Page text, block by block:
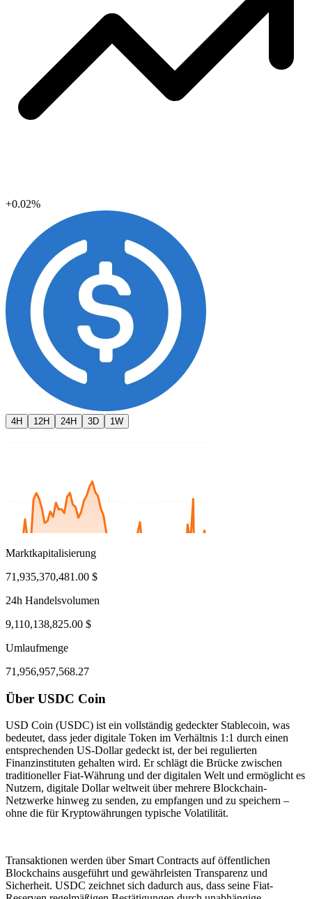
+0.02%
4H 12H 24H 3D 1W
31, 06:34 PM
Marktkapitalisierung
71,935,370,481.00 $
24h Handelsvolumen
9,110,138,825.00 $
Umlaufmenge
71,956,957,568.27
Über USDC Coin
USD Coin (USDC) ist ein vollständig gedeckter Stablecoin, was
bedeutet, dass jeder digitale Token im Verhältnis 1:1 durch einen
entsprechenden US-Dollar gedeckt ist, der bei regulierten
Finanzinstituten gehalten wird. Er schlägt die Brücke zwischen
traditioneller Fiat-Währung und der digitalen Welt und ermöglicht es
Nutzern, digitale Dollar weltweit über mehrere Blockchain-
Netzwerke hinweg zu senden, zu empfangen und zu speichern –
ohne die für Kryptowährungen typische Volatilität.
Transaktionen werden über Smart Contracts auf öffentlichen
Blockchains ausgeführt und gewährleisten Transparenz und
Sicherheit. USDC zeichnet sich dadurch aus, dass seine Fiat-